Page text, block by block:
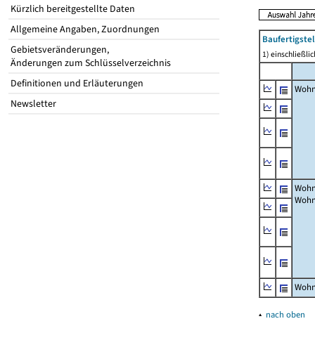
Kürzlich bereitgestellte Daten
Allgemeine Angaben, Zuordnungen
Gebietsveränderungen,
Änderungen zum Schlüsselverzeichnis
Definitionen und Erläuterungen
Newsletter
1)
▴ nach oben